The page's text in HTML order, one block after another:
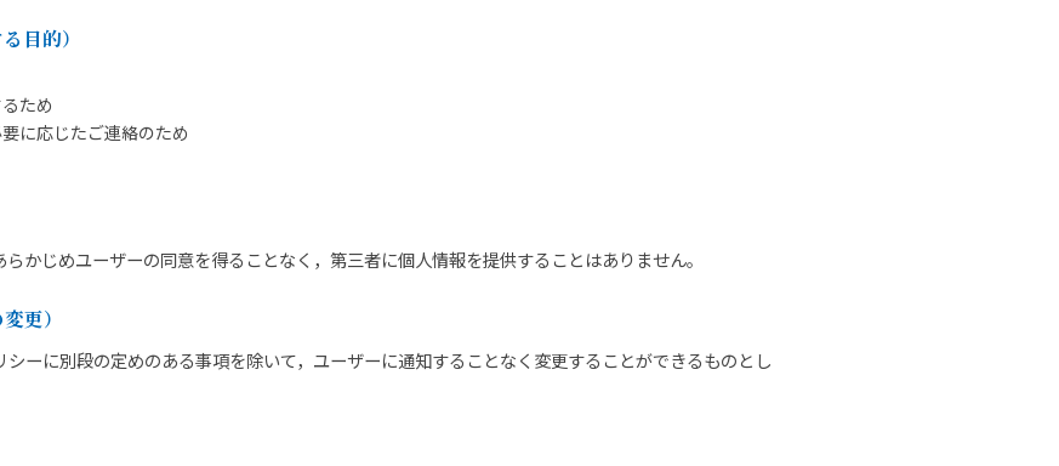
目的）
ため
に応じたご連絡のため
かじめユーザーの同意を得ることなく，第三者に個人情報を提供することはありません。
更）
ーに別段の定めのある事項を除いて，ユーザーに通知することなく変更することができるものとし